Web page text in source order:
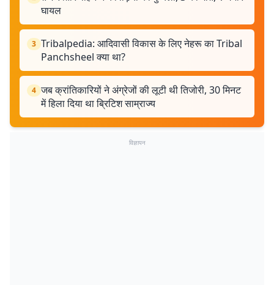
घायल
3 Tribalpedia: आदिवासी विकास के लिए नेहरू का Tribal
Panchsheel क्या था?
4 जब क्रांतिकारियों ने अंग्रेजों की लूटी थी तिजोरी, 30 मिनट
में हिला दिया था ब्रिटिश साम्राज्य
विज्ञापन